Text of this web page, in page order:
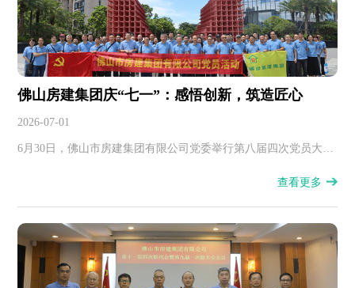
佛山房建集团庆“七一”：感悟创新，筑造匠心
2026-07-01
6月30日，佛山市房建集团有限公司党委举行第八届四次党员大
查看更多